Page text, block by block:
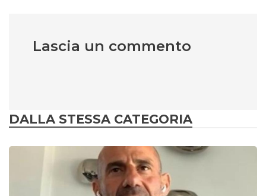
Lascia un commento
DALLA STESSA CATEGORIA